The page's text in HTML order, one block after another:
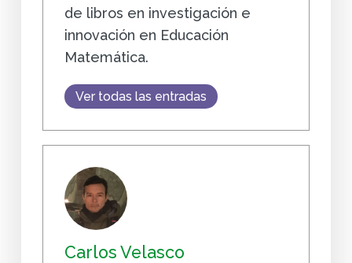
de libros en investigación e
innovación en Educación
Matemática.
Ver todas las entradas
Carlos Velasco